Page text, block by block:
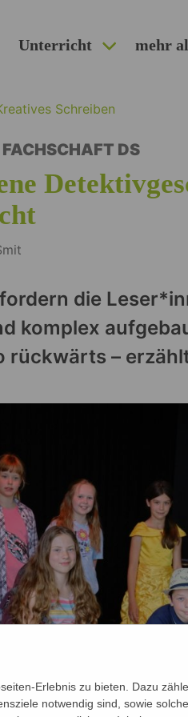
Unterricht mehr
Schreiben
FACHSCHAFT DS
die
komplex
rückwärts –
Erlebnis zu bieten. Dazu
notwendig sind, sowie